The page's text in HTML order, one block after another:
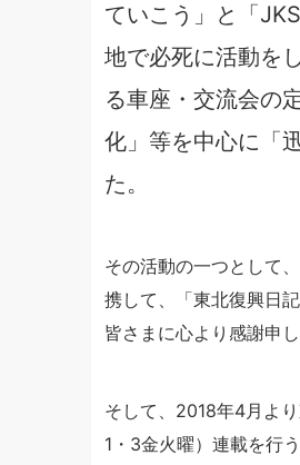
ていこう」と「
地で必死に活動を
る車座・交流会の
化」等を中心に「
た。
その活動の一つとして
携して、「東北復興日
皆さまに心より感謝申し
そして、2018年4月よ
1・3金火曜）連載を行